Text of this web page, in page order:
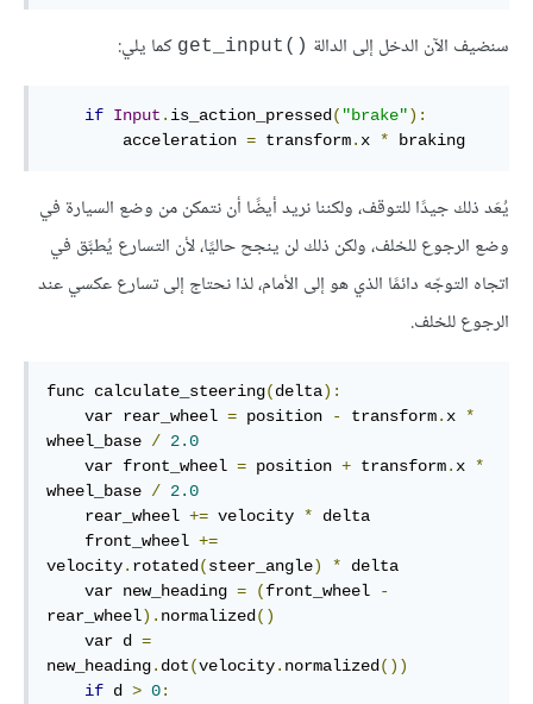
سنضيف الآن الدخل إلى الدالة get_input()‎ كما يلي:
if Input . is_action_pressed ( "brake"):
        acceleration
= transform. x * braking
يُعَد ذلك جيدًا للتوقف، ولكننا نريد أيضًا أن نتمكن من وضع السيارة في
وضع الرجوع للخلف، ولكن ذلك لن ينجح حاليًا، لأن التسارع يُطبَّق في
اتجاه التوجّه دائمًا الذي هو إلى الأمام، لذا نحتاج إلى تسارع عكسي عند
الرجوع للخلف.
func calculate_steering(delta):
    var rear_wheel
= position - transform. x *
wheel_base / 2.0
    var front_wheel
= position + transform. x *
wheel_base / 2.0
    rear_wheel
+= velocity * delta
    front_wheel
+=
velocity. rotated (steer_angle) * delta
    var new_heading
= (front_wheel
-
rear_wheel). normalized ()
    var d
=
new_heading. dot(velocity. normalized ())
if d > 0: